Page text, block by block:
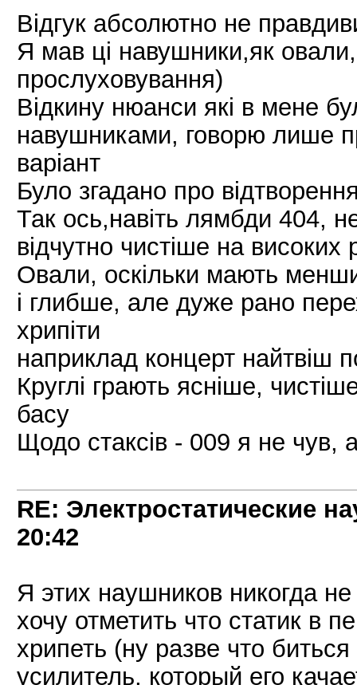
Відгук абсолютно не
Я мав ці навушники,як овали,
прослуховування)
Відкину нюанси які в мене
навушниками, говорю лише
варіант
Було згадано про
Так ось,навіть лямбди 404,
відчутно чистіше на високих
Овали, оскільки мають
і глибше, але дуже рано
хрипіти
наприклад концерт найтвіш
Круглі грають ясніше,
басу
Щодо стаксів - 009 я не чув,
RE: Электростатические
20:42
Я этих наушников никогда
хочу отметить что статик в
хрипеть (ну разве что
усилитель, который его